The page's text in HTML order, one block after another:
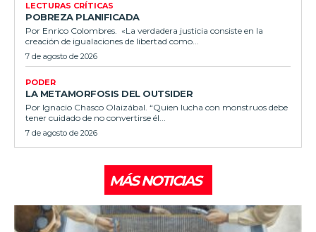
LECTURAS CRÍTICAS
POBREZA PLANIFICADA
Por Enrico Colombres. «La verdadera justicia consiste en la
creación de igualaciones de libertad como...
7 de agosto de 2026
PODER
LA METAMORFOSIS DEL OUTSIDER
Por Ignacio Chasco Olaizábal. “Quien lucha con monstruos debe
tener cuidado de no convertirse él...
7 de agosto de 2026
MÁS NOTICIAS